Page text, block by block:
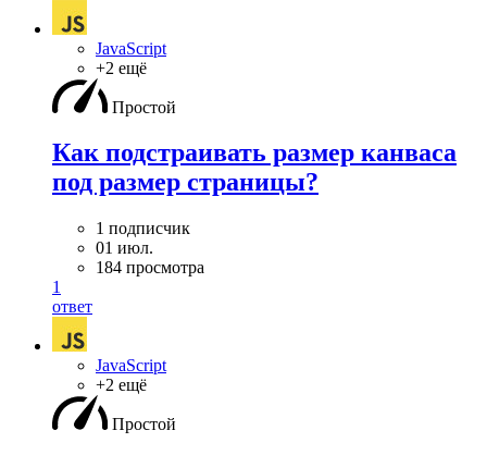
JavaScript
+2 ещё
Простой
Как подстраивать размер канваса
под размер страницы?
1 подписчик
01 июл.
184 просмотра
1
ответ
JavaScript
+2 ещё
Простой